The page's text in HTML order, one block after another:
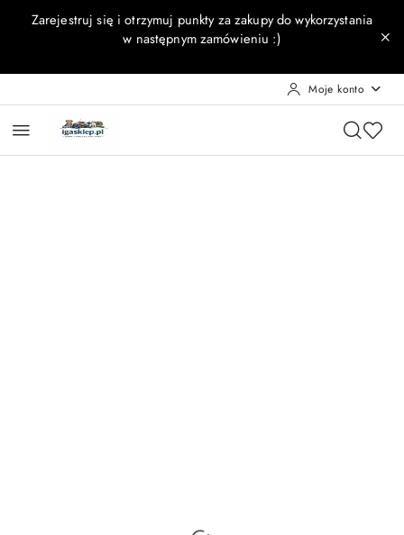
Przejdź do treści głównej
Przejdź do wyszukiwarki
Przejdź do moje konto
Przejdź do menu głównego
Przejdź do opisu produktu
Przejdź do stopki
Zarejestruj się i otrzymuj punkty za zakupy do wykorzystania
w następnym zamówieniu :)
Moje konto